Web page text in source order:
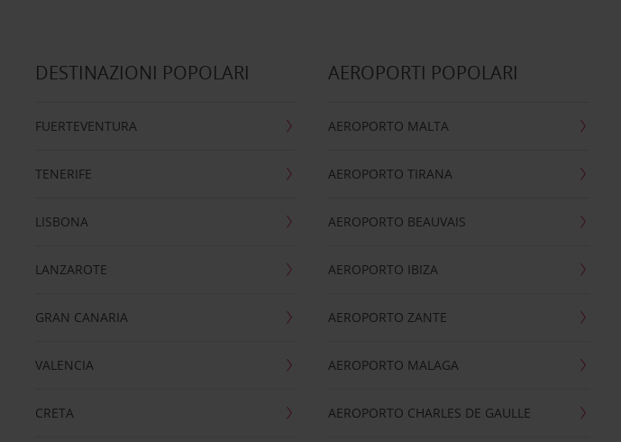
DESTINAZIONI POPOLARI
FUERTEVENTURA
TENERIFE
LISBONA
LANZAROTE
GRAN CANARIA
VALENCIA
CRETA
AEROPORTI POPOLARI
AEROPORTO MALTA
AEROPORTO TIRANA
AEROPORTO BEAUVAIS
AEROPORTO IBIZA
AEROPORTO ZANTE
AEROPORTO MALAGA
AEROPORTO CHARLES DE GAULLE